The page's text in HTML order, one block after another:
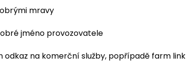
mravy
jméno provozovatele
odkaz na komerční služby, popřípadě farm link